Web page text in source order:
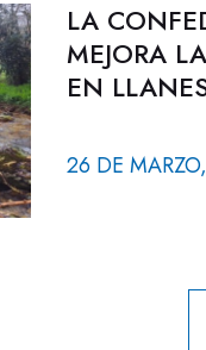
LA
MEJORA
EN
26 DE